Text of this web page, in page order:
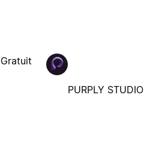
Gratuit
PURPLY STUDIO